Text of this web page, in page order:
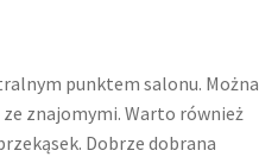
punktem salonu. Można
ze znajomymi. Warto również
Dobrze dobrana